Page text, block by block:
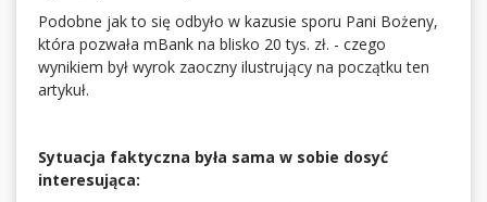
Podobne jak to się odbyło w kazusie sporu Pani Bożeny,
która pozwała mBank na blisko 20 tys. zł. - czego
wynikiem był wyrok zaoczny ilustrujący na początku ten
artykuł.
Sytuacja faktyczna była sama w sobie dosyć
interesująca: